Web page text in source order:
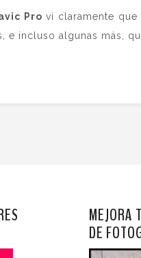
Pro vi claramente que
e incluso algunas más,
MEJORA
DE